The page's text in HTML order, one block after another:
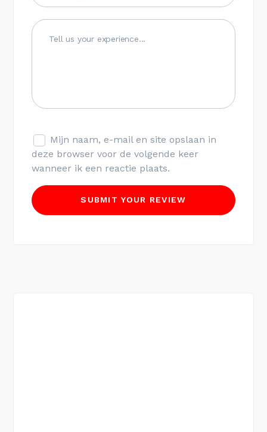
Mijn naam, e-mail en site opslaan in
deze browser voor de volgende keer
wanneer ik een reactie plaats.